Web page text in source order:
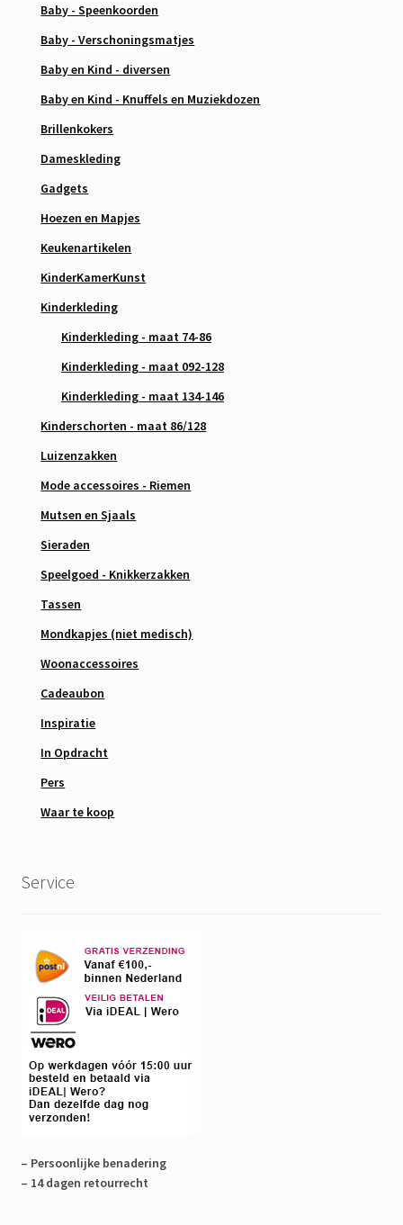
Baby - Speenkoorden
Baby - Verschoningsmatjes
Baby en Kind - diversen
Baby en Kind - Knuffels en Muziekdozen
Brillenkokers
Dameskleding
Gadgets
Hoezen en Mapjes
Keukenartikelen
KinderKamerKunst
Kinderkleding
Kinderkleding - maat 74-86
Kinderkleding - maat 092-128
Kinderkleding - maat 134-146
Kinderschorten - maat 86/128
Luizenzakken
Mode accessoires - Riemen
Mutsen en Sjaals
Sieraden
Speelgoed - Knikkerzakken
Tassen
Mondkapjes (niet medisch)
Woonaccessoires
Cadeaubon
Inspiratie
In Opdracht
Pers
Waar te koop
Service
– Persoonlijke benadering
– 14 dagen retourrecht